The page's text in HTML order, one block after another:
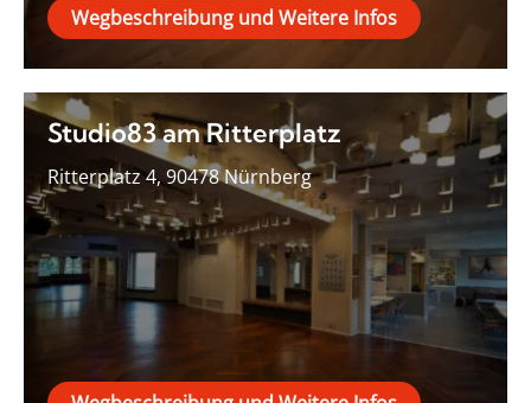
Wegbeschreibung und Weitere Infos
Studio83 am Ritterplatz
Ritterplatz 4, 90478 Nürnberg